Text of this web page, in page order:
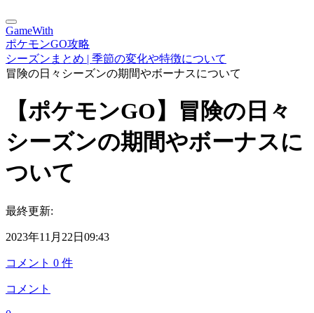
GameWith
ポケモンGO攻略
シーズンまとめ | 季節の変化や特徴について
冒険の日々シーズンの期間やボーナスについて
【ポケモンGO】冒険の日々
シーズンの期間やボーナスに
ついて
最終更新:
2023年11月22日09:43
コメント 0 件
コメント